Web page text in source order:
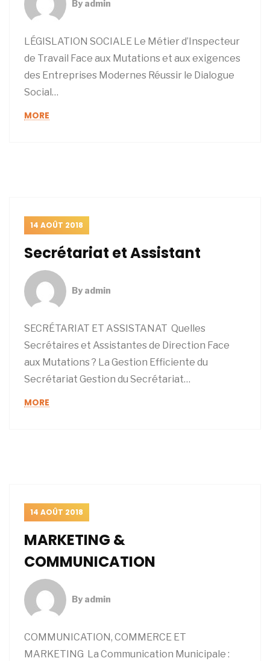
By admin
LÉGISLATION SOCIALE Le Métier d’Inspecteur
de Travail Face aux Mutations et aux exigences
des Entreprises Modernes Réussir le Dialogue
Social…
MORE
14 AOÛT 2018
Secrétariat et Assistant
By admin
SECRÉTARIAT ET ASSISTANAT Quelles
Secrétaires et Assistantes de Direction Face
aux Mutations ? La Gestion Efficiente du
Secrétariat Gestion du Secrétariat…
MORE
14 AOÛT 2018
MARKETING &
COMMUNICATION
By admin
COMMUNICATION, COMMERCE ET
MARKETING La Communication Municipale :